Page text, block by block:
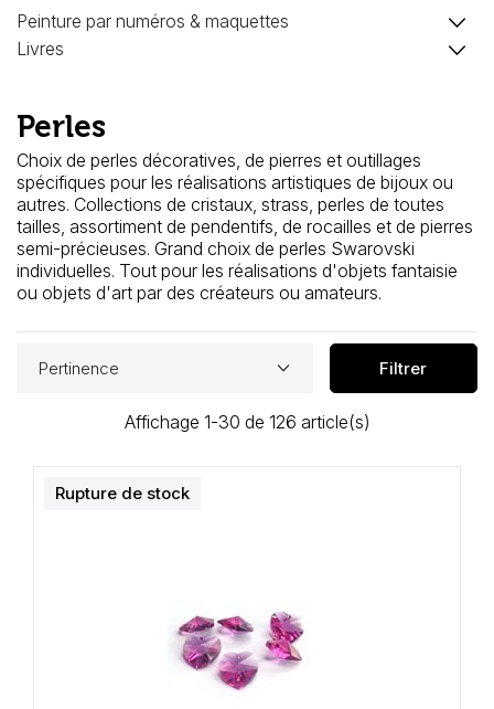
Loisirs Créatifs
Encadrement
mail Contact / Aide
Peinture par numéros & maquettes keyboard_arrow_down
Livres keyboard_arrow_down
Perles
Choix de perles décoratives, de pierres et outillages
spécifiques pour les réalisations artistiques de bijoux ou
autres. Collections de cristaux, strass, perles de toutes
tailles, assortiment de pendentifs, de rocailles et de pierres
semi-précieuses. Grand choix de perles Swarovski
individuelles. Tout pour les réalisations d'objets fantaisie
ou objets d'art par des créateurs ou amateurs.
Pertinence keyboard_arrow_down Filtrer
Affichage 1-30 de 126 article(s)
Rupture de stock